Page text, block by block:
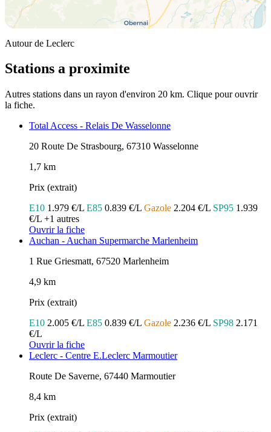
Autour de Leclerc
Stations a proximite
Autres stations dans un rayon d'environ 20 km. Clique pour ouvrir
la fiche.
Total Access - Relais De Wasselonne
20 Route De Strasbourg, 67310 Wasselonne
1,7 km
Prix (extrait)
E10 1.979 €/L E85 0.839 €/L Gazole 2.204 €/L SP95 1.939
€/L +1 autres
Ouvrir la fiche
Auchan - Auchan Supermarche Marlenheim
1 Rue Griesmatt, 67520 Marlenheim
4,9 km
Prix (extrait)
E10 2.005 €/L E85 0.839 €/L Gazole 2.236 €/L SP98 2.171
€/L
Ouvrir la fiche
Leclerc - Centre E.Leclerc Marmoutier
Route De Saverne, 67440 Marmoutier
8,4 km
Prix (extrait)